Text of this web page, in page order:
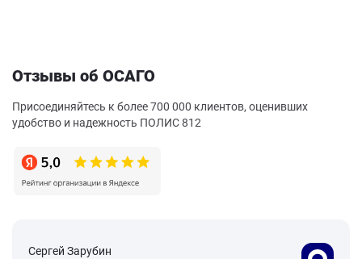
Отзывы об ОСАГО
Присоединяйтесь к более 700 000 клиентов, оценивших
удобство и надежность ПОЛИС 812
Сергей Зарубин